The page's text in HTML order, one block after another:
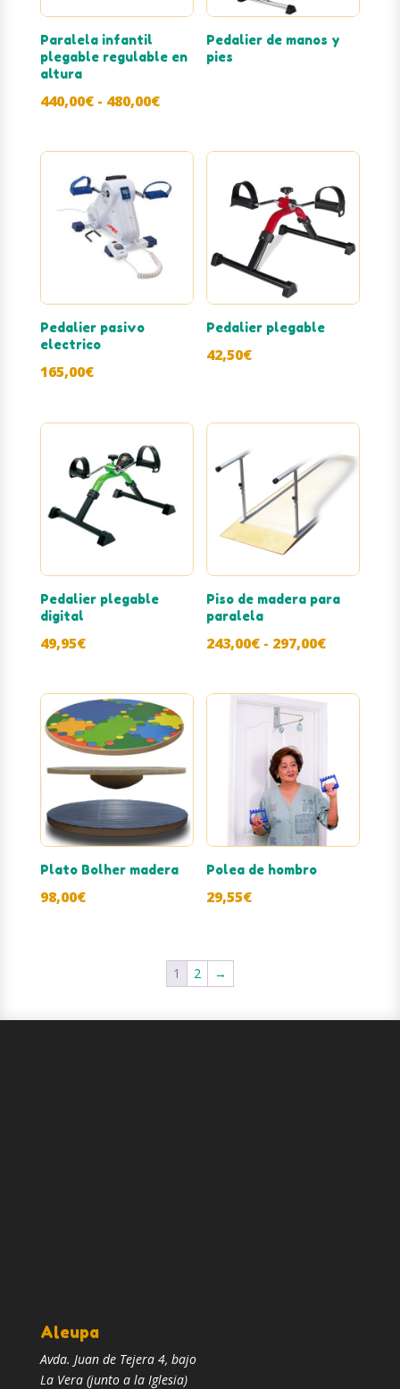
Paralela infantil
plegable regulable en
altura
440,00€ - 480,00€Rango
precios:
desde
440,00€
480,00€
Pedalier de manos y
pies
Pedalier pasivo
electrico
165,00€
Pedalier plegable
42,50€
Pedalier plegable
digital
49,95€
Piso de madera para
paralela
243,00€ - 297,00€Rango
precios:
hasta
297,00€
Plato Bolher madera
98,00€
Polea de hombro
29,55€
1 2 →
Aleupa
Avda. Juan de Tejera 4, bajo
La Vera (junto a la Iglesia)